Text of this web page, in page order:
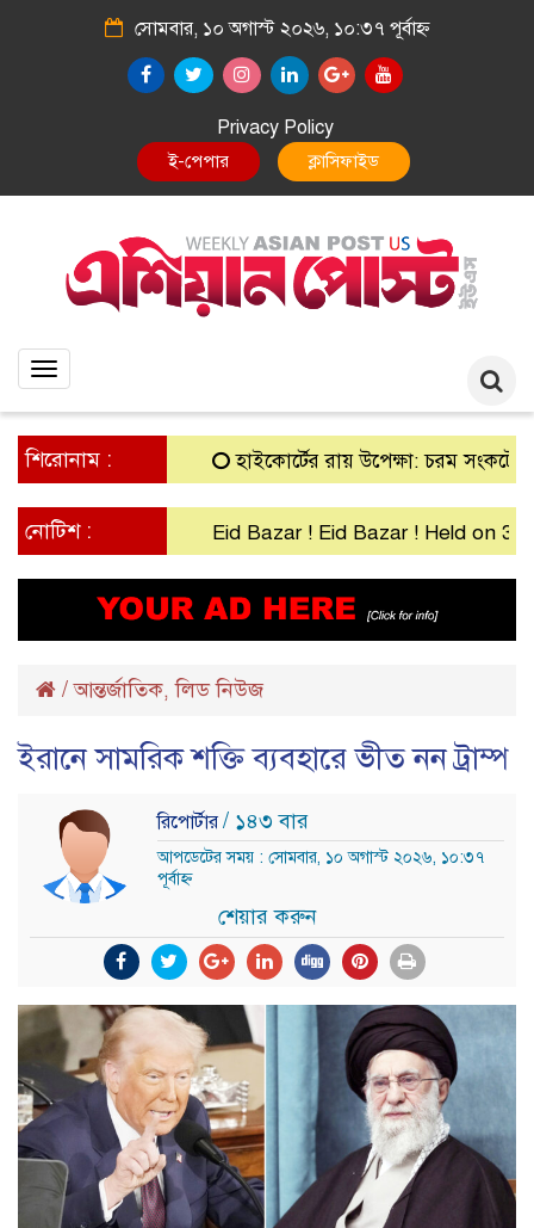
সোমবার, ১০ অগাস্ট ২০২৬, ১০:৩৭ পূর্বাহ্ন
Privacy Policy
E-Paper Classified
Toggle
শিরোনাম : হাইকোর্টের রায় উপেক্ষা: চরম সংকটে গ্রামীণ
নোটিশ : Eid Bazar ! Eid Bazar ! Held on 30th
/আন্তর্জাতিক,লিড নিউজ
ইরানে সামরিক শক্তি ব্যবহারে ভীত নন ট্রাম্প
রিপোর্টার/ ১৪৩ বার
আপডেটের সময় : সোমবার, ১০ অগাস্ট ২০২৬, ১০:৩৭
পূর্বাহ্ন
শেয়ার করুন